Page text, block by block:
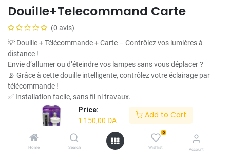
Price:
1 150,00 DA
Add to Cart
Home Search
0
Wishlist Account
Douille+Telecommand Carte
(0 avis)
💡 Douille + Télécommande + Carte – Contrôlez vos lumières à
distance !
Envie d’allumer ou d’éteindre vos lampes sans vous déplacer ?
📡 Grâce à cette douille intelligente, contrôlez votre éclairage par
télécommande !
✅ Installation facile, sans fil ni travaux.
🔋 Faible consommation & grande portée.
💼 Idéal pour maison, garage, boutique ou chambre à coucher.
1 150,00
How would you rate your experience?
Select
an
option
Not satisfied at all Very satisfied
Next